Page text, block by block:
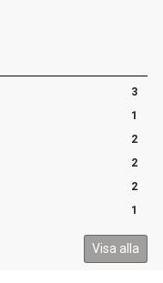
3
1
2
2
2
1
Visa alla